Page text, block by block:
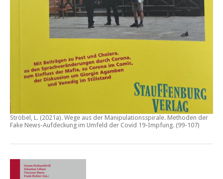
Ströbel, L. (2021a). Wege aus der Manipulationsspirale. Methoden der
Fake News-Aufdeckung im Umfeld der Covid 19-Impfung. (99-107)